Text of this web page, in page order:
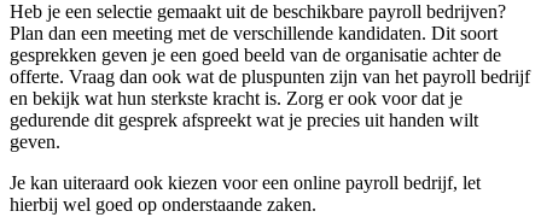
Heb je een selectie gemaakt uit de beschikbare payroll bedrijven?
Plan dan een meeting met de verschillende kandidaten. Dit soort
gesprekken geven je een goed beeld van de organisatie achter de
offerte. Vraag dan ook wat de pluspunten zijn van het payroll bedrijf
en bekijk wat hun sterkste kracht is. Zorg er ook voor dat je
gedurende dit gesprek afspreekt wat je precies uit handen wilt
geven.
Je kan uiteraard ook kiezen voor een online payroll bedrijf, let
hierbij wel goed op onderstaande zaken.